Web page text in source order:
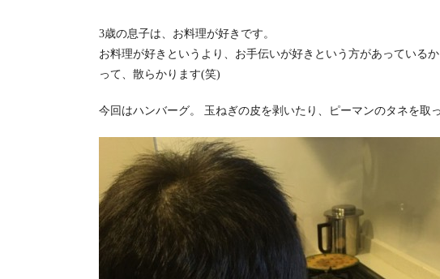
3歳の息子は、お料理が好きです。
お料理が好きというより、お手伝いが好きという方があっている
って、散らかります(笑)
今回はハンバーグ。 玉ねぎの皮を剥いたり、ピーマンのタネを取